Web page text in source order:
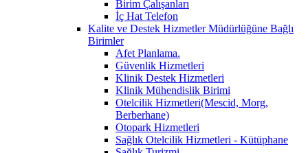
Birim Çalışanları
İç Hat Telefon
Kalite ve Destek Hizmetler Müdürlüğüne Bağlı
Birimler
Afet Planlama.
Güvenlik Hizmetleri
Klinik Destek Hizmetleri
Klinik Mühendislik Birimi
Otelcilik Hizmetleri(Mescid, Morg,
Berberhane)
Otopark Hizmetleri
Sağlık Otelcilik Hizmetleri - Kütüphane